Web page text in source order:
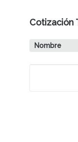
Cotización
Nombre